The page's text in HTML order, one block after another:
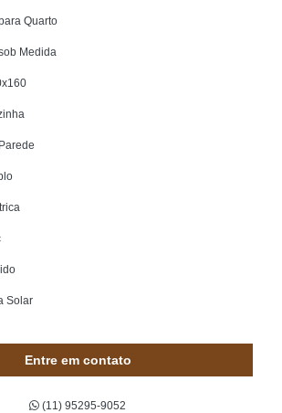
Quarto
Medida
Solar
Entre em contato
(11) 95295-9052